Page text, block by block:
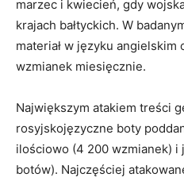
marzec i kwiecień, gdy
krajach bałtyckich. W
materiał w języku angielskim
wzmianek miesięcznie.
Największym atakiem treści
rosyjskojęzyczne boty
ilościowo (4 200 wzmianek) i
botów). Najczęściej